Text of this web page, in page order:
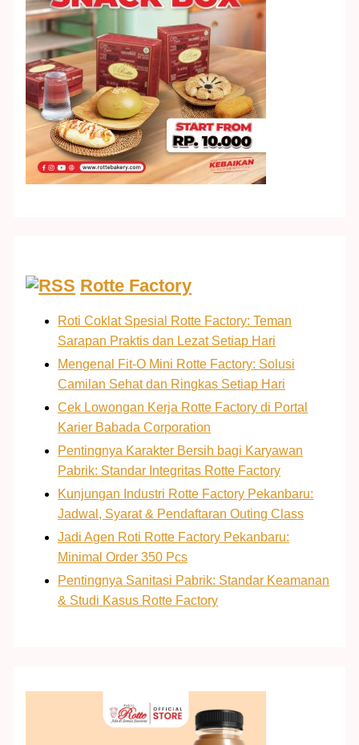
Rotte Factory
Roti Coklat Spesial Rotte Factory: Teman
Sarapan Praktis dan Lezat Setiap Hari
Mengenal Fit-O Mini Rotte Factory: Solusi
Camilan Sehat dan Ringkas Setiap Hari
Cek Lowongan Kerja Rotte Factory di Portal
Karier Babada Corporation
Pentingnya Karakter Bersih bagi Karyawan
Pabrik: Standar Integritas Rotte Factory
Kunjungan Industri Rotte Factory Pekanbaru:
Jadwal, Syarat & Pendaftaran Outing Class
Jadi Agen Roti Rotte Factory Pekanbaru:
Minimal Order 350 Pcs
Pentingnya Sanitasi Pabrik: Standar Keamanan
& Studi Kasus Rotte Factory